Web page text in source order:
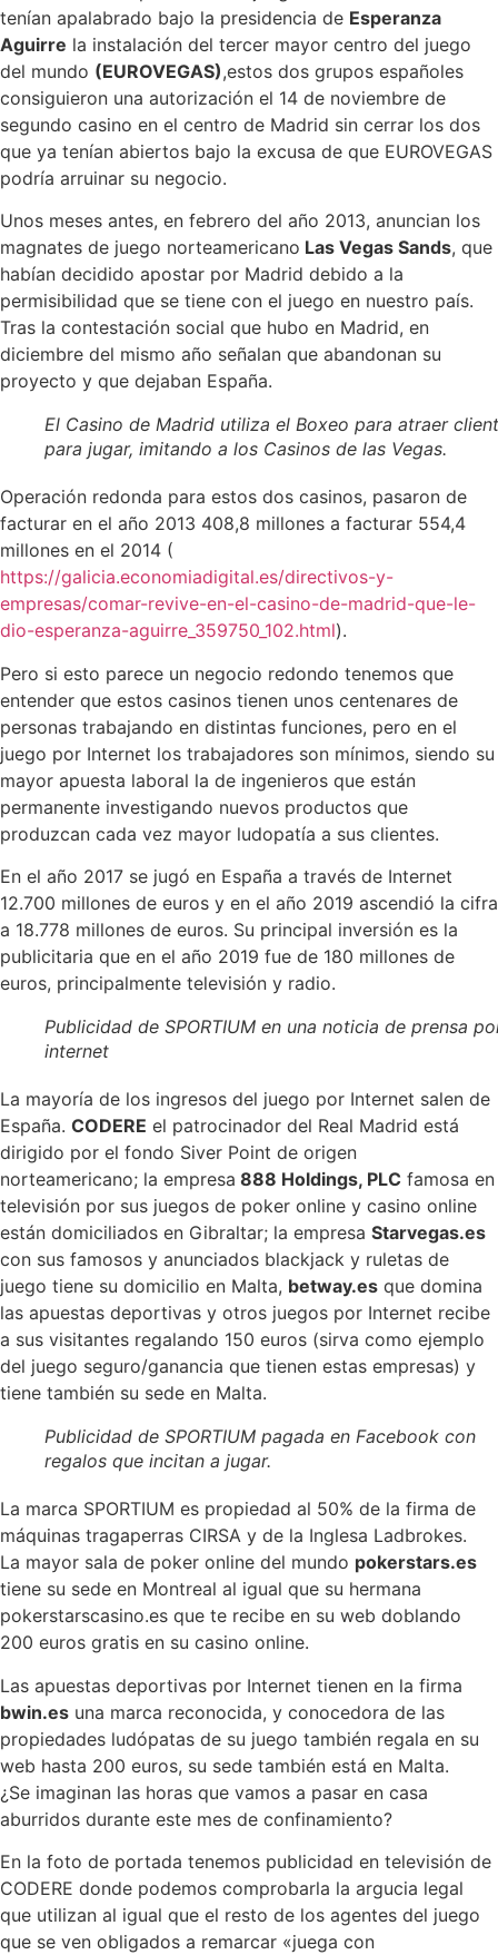
tenían apalabrado bajo la presidencia de Esperanza
Aguirre la instalación del tercer mayor centro del juego
del mundo (EUROVEGAS),estos dos grupos españoles
consiguieron una autorización el 14 de noviembre de
segundo casino en el centro de Madrid sin cerrar los dos
que ya tenían abiertos bajo la excusa de que EUROVEGAS
podría arruinar su negocio.
Unos meses antes, en febrero del año 2013, anuncian los
magnates de juego norteamericano Las Vegas Sands, que
habían decidido apostar por Madrid debido a la
permisibilidad que se tiene con el juego en nuestro país.
Tras la contestación social que hubo en Madrid, en
diciembre del mismo año señalan que abandonan su
proyecto y que dejaban España.
El Casino de Madrid utiliza el Boxeo para atraer
para jugar, imitando a los Casinos de las Vegas.
Operación redonda para estos dos casinos, pasaron de
facturar en el año 2013 408,8 millones a facturar 554,4
millones en el 2014 (
https://galicia.economiadigital.es/directivos-y-
empresas/comar-revive-en-el-casino-de-madrid-que-le-
dio-esperanza-aguirre_359750_102.html).
Pero si esto parece un negocio redondo tenemos que
entender que estos casinos tienen unos centenares de
personas trabajando en distintas funciones, pero en el
juego por Internet los trabajadores son mínimos, siendo su
mayor apuesta laboral la de ingenieros que están
permanente investigando nuevos productos que
produzcan cada vez mayor ludopatía a sus clientes.
En el año 2017 se jugó en España a través de Internet
12.700 millones de euros y en el año 2019 ascendió la cifra
a 18.778 millones de euros. Su principal inversión es la
publicitaria que en el año 2019 fue de 180 millones de
euros, principalmente televisión y radio.
Publicidad de SPORTIUM en una noticia de prensa
internet
La mayoría de los ingresos del juego por Internet salen de
España. CODERE el patrocinador del Real Madrid está
dirigido por el fondo Siver Point de origen
norteamericano; la empresa 888 Holdings, PLC famosa en
televisión por sus juegos de poker online y casino online
están domiciliados en Gibraltar; la empresa Starvegas.es
con sus famosos y anunciados blackjack y ruletas de
juego tiene su domicilio en Malta, betway.es que domina
las apuestas deportivas y otros juegos por Internet recibe
a sus visitantes regalando 150 euros (sirva como ejemplo
del juego seguro/ganancia que tienen estas empresas) y
tiene también su sede en Malta.
Publicidad de SPORTIUM pagada en Facebook con
regalos que incitan a jugar.
La marca SPORTIUM es propiedad al 50% de la firma de
máquinas tragaperras CIRSA y de la Inglesa Ladbrokes.
La mayor sala de poker online del mundo pokerstars.es
tiene su sede en Montreal al igual que su hermana
pokerstarscasino.es que te recibe en su web doblando
200 euros gratis en su casino online.
Las apuestas deportivas por Internet tienen en la firma
bwin.es una marca reconocida, y conocedora de las
propiedades ludópatas de su juego también regala en su
web hasta 200 euros, su sede también está en Malta.
¿Se imaginan las horas que vamos a pasar en casa
aburridos durante este mes de confinamiento?
En la foto de portada tenemos publicidad en televisión de
CODERE donde podemos comprobarla la argucia legal
que utilizan al igual que el resto de los agentes del juego
que se ven obligados a remarcar «juega con